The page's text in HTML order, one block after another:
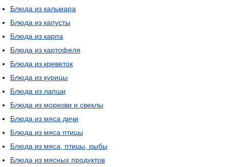
Блюда из кальмара
Блюда из капусты
Блюда из карпа
Блюда из картофеля
Блюда из креветок
Блюда из курицы
Блюда из лапши
Блюда из моркови и свеклы
Блюда из мяса дичи
Блюда из мяса птицы
Блюда из мяса, птицы, рыбы
Блюда из мясных продуктов